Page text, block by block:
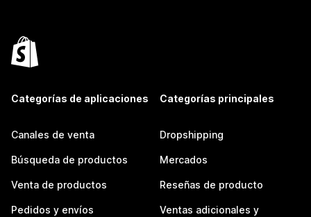
Categorías de aplicaciones
Canales de venta
Búsqueda de productos
Venta de productos
Pedidos y envíos
Categorías principales
Dropshipping
Mercados
Reseñas de producto
Ventas adicionales y